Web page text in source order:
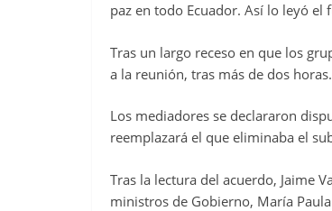
paz en todo Ecuador. Así lo leyó
Tras un largo receso en que los
a la reunión, tras más de dos horas.
Los mediadores se declararon
reemplazará el que eliminaba el
Tras la lectura del acuerdo, Jaime
ministros de Gobierno, María